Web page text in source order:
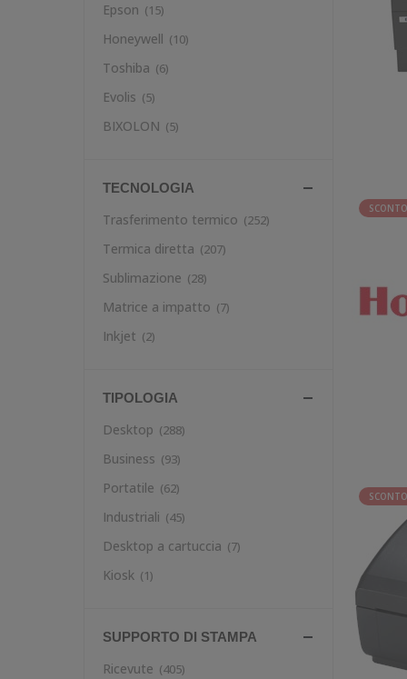
Epson (15)
Honeywell (10)
Toshiba (6)
Evolis (5)
BIXOLON (5)
TECNOLOGIA
Trasferimento termico (252)
Termica diretta (207)
Sublimazione (28)
Matrice a impatto (7)
Inkjet (2)
TIPOLOGIA
Desktop (288)
Business (93)
Portatile (62)
Industriali (45)
Desktop a cartuccia (7)
Kiosk (1)
SUPPORTO DI STAMPA
Ricevute (405)